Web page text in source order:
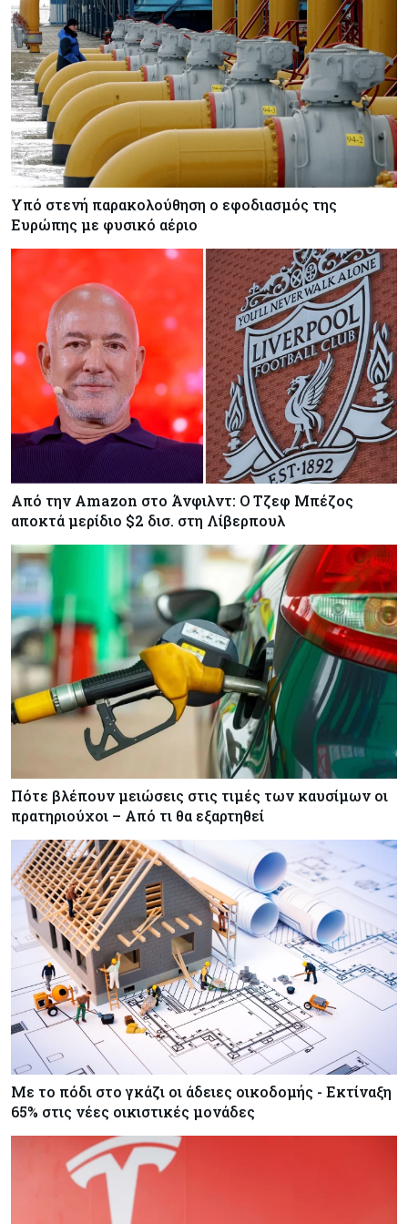
Banking 10-08-2026
Η Revolut λαμβάνει τραπεζική άδεια στη Γαλλία
Υπό στενή παρακολούθηση ο εφοδιασμός της
Ευρώπης με φυσικό αέριο
Από την Amazon στο Άνφιλντ: Ο Τζεφ Μπέζος
αποκτά μερίδιο $2 δισ. στη Λίβερπουλ
Πότε βλέπουν μειώσεις στις τιμές των καυσίμων οι
πρατηριούχοι – Από τι θα εξαρτηθεί
Με το πόδι στο γκάζι οι άδειες οικοδομής - Εκτίναξη
65% στις νέες οικιστικές μονάδες